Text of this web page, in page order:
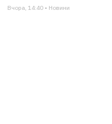
Вчора, 14:40 • Новини